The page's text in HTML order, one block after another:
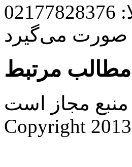
صورت می‌گیرد
مطالب مرتبط
مجاز است. |
Copyright